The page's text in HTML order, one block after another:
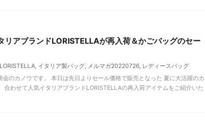
リアブランドLORISTELLAが再入荷＆かごバッグのセー
LORISTELLA, イタリア製バッグ, メルマガ20220726, レディースバッグ
会のカノウです。 本日は先日よりセール価格で販売となった 夏に大活躍のカ
合わせて人気イタリアブランドLORISTELLAの再入荷アイテムをご紹介いた